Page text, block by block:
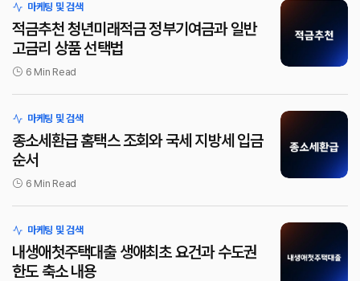
마케팅 및 검색
적금추천 청년미래적금 정부기여금과 일반
고금리 상품 선택법
6 Min Read
마케팅 및 검색
종소세환급 홈택스 조회와 국세 지방세 입금
순서
6 Min Read
마케팅 및 검색
내생애첫주택대출 생애최초 요건과 수도권
한도 축소 내용